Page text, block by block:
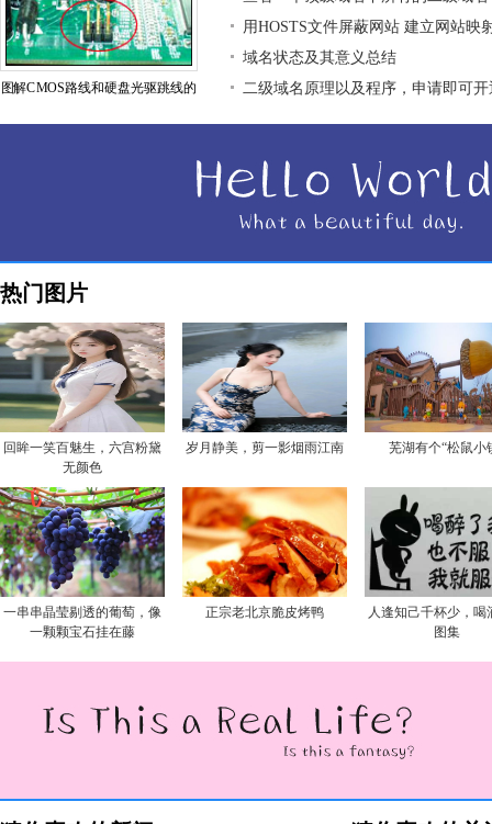
图解CMOS路线和硬盘光驱跳线的
用HOSTS文件屏蔽网站 建立网站映
域名状态及其意义总结
二级域名原理以及程序，申请即可开
热门图片
回眸一笑百魅生，六宫粉黛
无颜色
岁月静美，剪一影烟雨江南 芜湖有个“松鼠小
一串串晶莹剔透的葡萄，像
一颗颗宝石挂在藤
正宗老北京脆皮烤鸭
人逢知己千杯少，喝
图集